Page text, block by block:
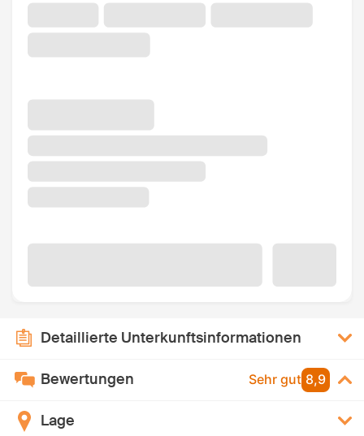
Detaillierte Unterkunftsinformationen
Bewertungen Sehr gut 8,9
Lage